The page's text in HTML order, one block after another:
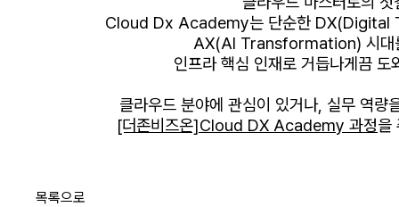
Cloud Dx Academy는 단순한 DX(Digital
AX(AI Transformation) 시대
인프라 핵심 인재로 거듭나게끔 도
클라우드 분야에 관심이 있거나, 실무 역량
[더존비즈온]Cloud DX Academy 과정을
목록으로